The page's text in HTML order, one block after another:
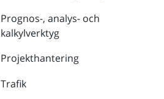
Prognos-, analys- och
kalkylverktyg
Projekthantering
Trafik